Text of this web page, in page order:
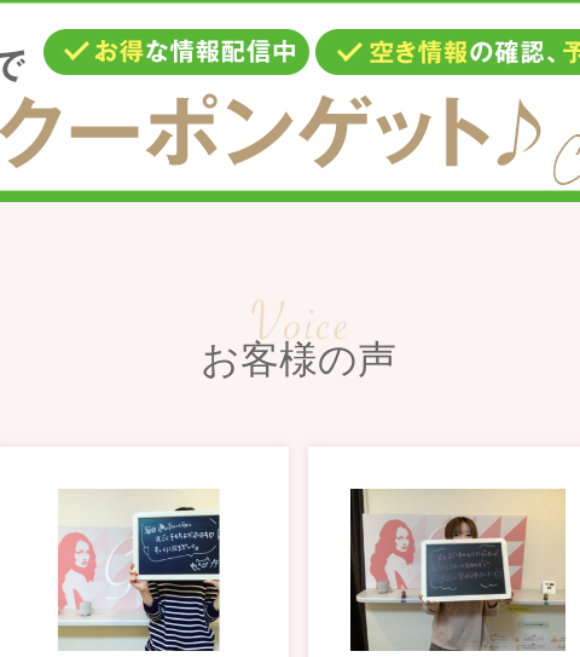
お客様の声